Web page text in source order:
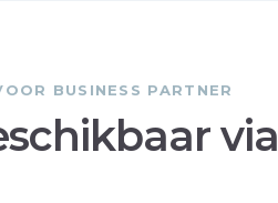
BUSINESS PARTNER
via